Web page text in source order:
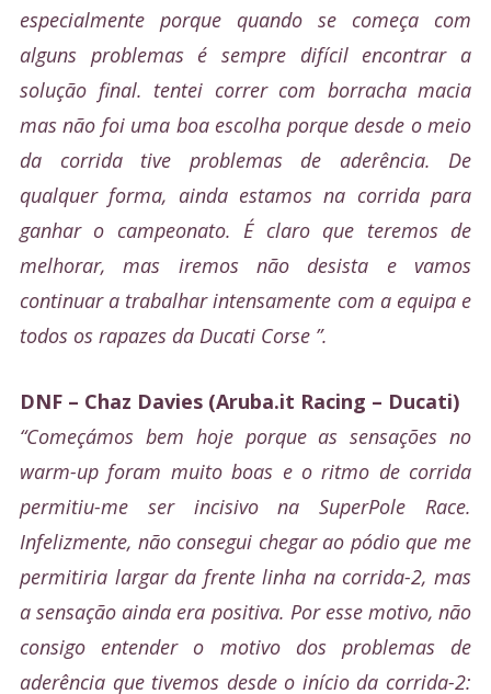
especialmente porque quando se começa com
alguns problemas é sempre difícil encontrar a
solução final. tentei correr com borracha macia
mas não foi uma boa escolha porque desde o meio
da corrida tive problemas de aderência. De
qualquer forma, ainda estamos na corrida para
ganhar o campeonato. É claro que teremos de
melhorar, mas iremos não desista e vamos
continuar a trabalhar intensamente com a equipa e
todos os rapazes da Ducati Corse ”.
DNF – Chaz Davies (Aruba.it Racing – Ducati)
“Começámos bem hoje porque as sensações no
warm-up foram muito boas e o ritmo de corrida
permitiu-me ser incisivo na SuperPole Race.
Infelizmente, não consegui chegar ao pódio que me
permitiria largar da frente linha na corrida-2, mas
a sensação ainda era positiva. Por esse motivo, não
consigo entender o motivo dos problemas de
aderência que tivemos desde o início da corrida-2: